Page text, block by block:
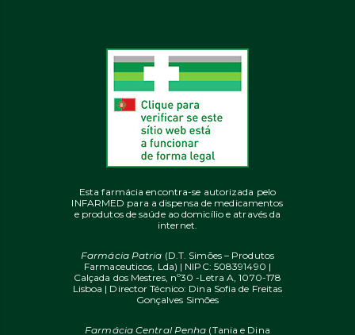
Esta farmácia encontra-se autorizada pelo
INFARMED para a dispensa de medicamentos
e produtos de saúde ao domicílio e através da
internet.
Farmácia Patria (D.T. Simões – Produtos
Farmaceuticos, Lda) | NIPC: 508391490 |
Calçada dos Mestres, nº30 -Letra A, 1070-178
Lisboa | Director Técnico: Dina Sofia de Freitas
Gonçalves Simões
Farmácia Central Penha (Tania e Dina